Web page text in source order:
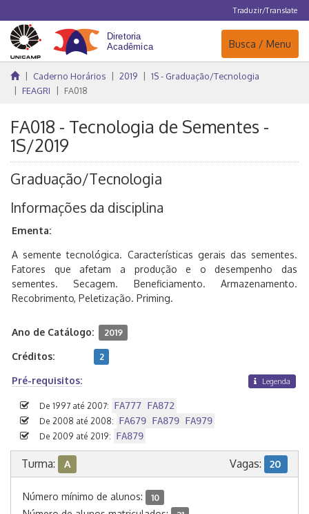
Traduzir/Translate
Navegação
Busca / Menu
Caderno Horários 2019
1S - Graduação/Tecnologia
FEAGRI
FA018
FA018 - Tecnologia de Sementes -
1S/2019
Graduação/Tecnologia
Informações da disciplina
Ementa:
A semente tecnológica. Características gerais das sementes.
Fatores que afetam a produção e o desempenho das
sementes. Secagem. Beneficiamento. Armazenamento.
Recobrimento, Peletização. Priming.
Ano de Catálogo: 2019
Créditos: 2
Pré-requisitos: Legenda
De 1997 até 2007: FA777 FA872
De 2008 até 2008: FA679 FA879 FA979
De 2009 até 2019: FA879
Turma: A Vagas: 20
Número mínimo de alunos: 10